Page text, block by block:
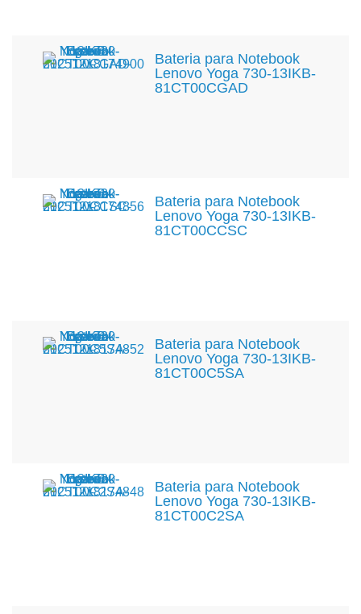
Bateria para Notebook
Lenovo Yoga 730-13IKB-
81CT00CGAD
Bateria para Notebook
Lenovo Yoga 730-13IKB-
81CT00CCSC
Bateria para Notebook
Lenovo Yoga 730-13IKB-
81CT00C5SA
Bateria para Notebook
Lenovo Yoga 730-13IKB-
81CT00C2SA